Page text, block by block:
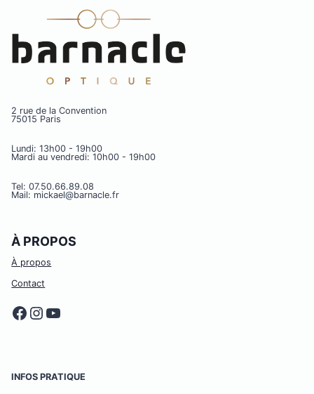
2 rue de la Convention
75015 Paris
Lundi: 13h00 - 19h00
Mardi au vendredi: 10h00 - 19h00
Tel: 07.50.66.89.08
Mail: mickael@barnacle.fr
À PROPOS
À propos
Contact
Facebook
Instagram
YouTube
INFOS PRATIQUE